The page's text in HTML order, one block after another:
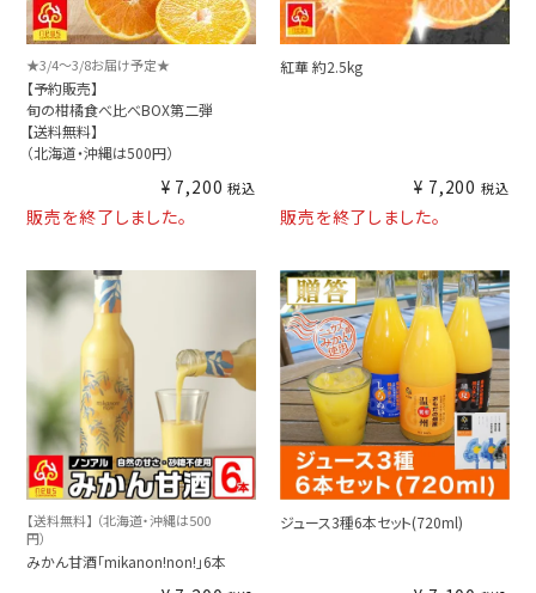
★3/4～3/8お届け予定★
【予約販売】
旬の柑橘食べ比べBOX第二弾
【送料無料】
（北海道・沖縄は500円）
¥ 7,200 税込
販売を終了しました。
紅華 約2.5kg
¥ 7,200 税込
販売を終了しました。
【送料無料】 （北海道・沖縄は500
円）
みかん甘酒「mikanon!non!」6本
ジュース3種6本セット(720ml)